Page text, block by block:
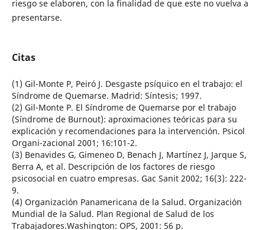
riesgo se elaboren, con la finalidad de que este no vuelva a
presentarse.
Citas
(1) Gil-Monte P, Peiró J. Desgaste psíquico en el trabajo: el
Síndrome de Quemarse. Madrid: Síntesis; 1997.
(2) Gil-Monte P. El Síndrome de Quemarse por el trabajo
(Síndrome de Burnout): aproximaciones teóricas para su
explicación y recomendaciones para la intervención. Psicol
Organi-zacional 2001; 16:101-2.
(3) Benavides G, Gimeneo D, Benach J, Martínez J, Jarque S,
Berra A, et al. Descripción de los factores de riesgo
psicosocial en cuatro empresas. Gac Sanit 2002; 16(3): 222-
9.
(4) Organización Panamericana de la Salud. Organización
Mundial de la Salud. Plan Regional de Salud de los
Trabajadores.Washington: OPS, 2001: 56 p.